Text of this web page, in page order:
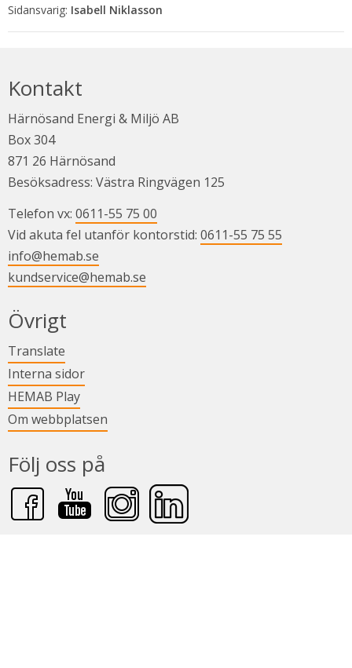
Isabell Niklasson
Kontakt
Härnösand Energi & Miljö AB
Box 304
871 26 Härnösand
Besöksadress: Västra Ringvägen 125
Telefon vx: 0611-55 75 00
Vid akuta fel utanför kontorstid: 0611-55 75 55
info@hemab.se
kundservice@hemab.se
Övrigt
Translate
Interna sidorLänk till annan webbplats.
HEMAB PlayLänk till annan webbplats.
Om webbplatsen
Följ oss på